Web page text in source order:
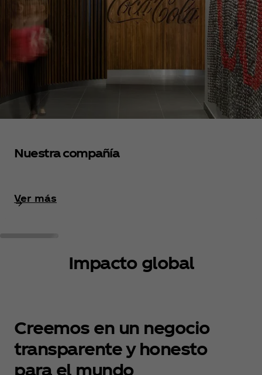
Nuestra compañía
Ver más
Impacto global
Creemos en un negocio
transparente y honesto
para el mundo